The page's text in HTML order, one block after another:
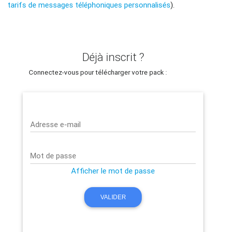
tarifs de messages téléphoniques personnalisés).
Déjà inscrit ?
Connectez-vous pour télécharger votre pack :
Adresse e-mail
Mot de passe
Afficher le mot de passe
VALIDER